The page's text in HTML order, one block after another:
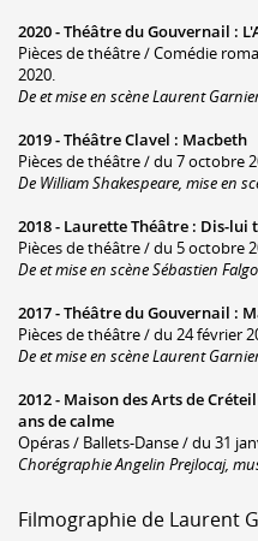
2020 -Théâtre du Gouvernail :
Pièces de théâtre / Comédie
2020.
De et mise en scène Laurent
2019 -Théâtre Clavel : Macbeth
Pièces de théâtre / du 7 octobre
De William Shakespeare, mise en
2018 - Laurette Théâtre : Dis-lui
Pièces de théâtre / du 5 octobre
De et mise en scène Sébastien
2017 -Théâtre du Gouvernail :
Pièces de théâtre / du 24 février
De et mise en scène Laurent
2012 - Maison des Arts de Créteil
ans de calme
Opéras / Ballets-Danse / du 31
Chorégraphie Angelin Prejlocaj,
Filmographie de Laurent